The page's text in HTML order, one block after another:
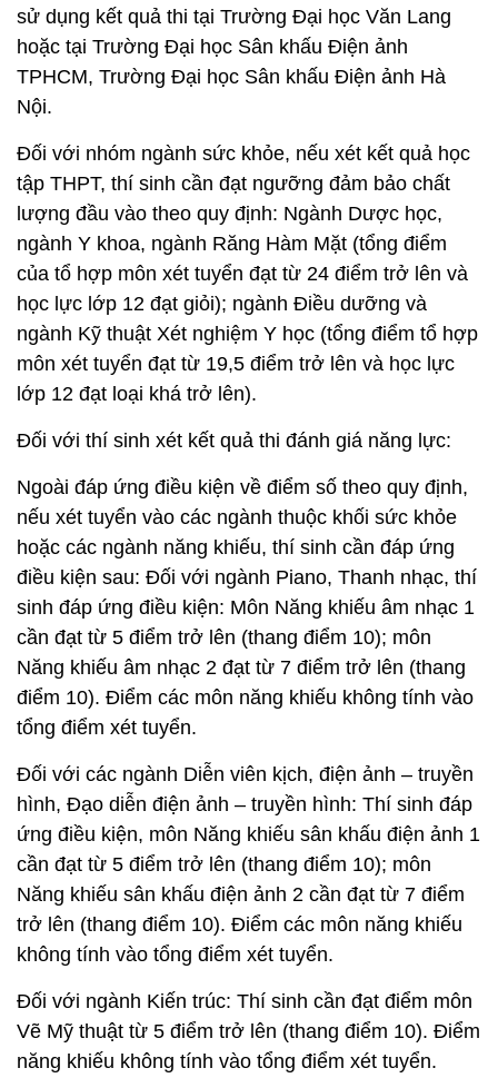
sử dụng kết quả thi tại Trường Đại học Văn Lang
hoặc tại Trường Đại học Sân khấu Điện ảnh
TPHCM, Trường Đại học Sân khấu Điện ảnh Hà
Nội.
Đối với nhóm ngành sức khỏe, nếu xét kết quả học
tập THPT, thí sinh cần đạt ngưỡng đảm bảo chất
lượng đầu vào theo quy định: Ngành Dược học,
ngành Y khoa, ngành Răng Hàm Mặt (tổng điểm
của tổ hợp môn xét tuyển đạt từ 24 điểm trở lên và
học lực lớp 12 đạt giỏi); ngành Điều dưỡng và
ngành Kỹ thuật Xét nghiệm Y học (tổng điểm tổ hợp
môn xét tuyển đạt từ 19,5 điểm trở lên và học lực
lớp 12 đạt loại khá trở lên).
Đối với thí sinh xét kết quả thi đánh giá năng lực:
Ngoài đáp ứng điều kiện về điểm số theo quy định,
nếu xét tuyển vào các ngành thuộc khối sức khỏe
hoặc các ngành năng khiếu, thí sinh cần đáp ứng
điều kiện sau: Đối với ngành Piano, Thanh nhạc, thí
sinh đáp ứng điều kiện: Môn Năng khiếu âm nhạc 1
cần đạt từ 5 điểm trở lên (thang điểm 10); môn
Năng khiếu âm nhạc 2 đạt từ 7 điểm trở lên (thang
điểm 10). Điểm các môn năng khiếu không tính vào
tổng điểm xét tuyển.
Đối với các ngành Diễn viên kịch, điện ảnh – truyền
hình, Đạo diễn điện ảnh – truyền hình: Thí sinh đáp
ứng điều kiện, môn Năng khiếu sân khấu điện ảnh 1
cần đạt từ 5 điểm trở lên (thang điểm 10); môn
Năng khiếu sân khấu điện ảnh 2 cần đạt từ 7 điểm
trở lên (thang điểm 10). Điểm các môn năng khiếu
không tính vào tổng điểm xét tuyển.
Đối với ngành Kiến trúc: Thí sinh cần đạt điểm môn
Vẽ Mỹ thuật từ 5 điểm trở lên (thang điểm 10). Điểm
năng khiếu không tính vào tổng điểm xét tuyển.